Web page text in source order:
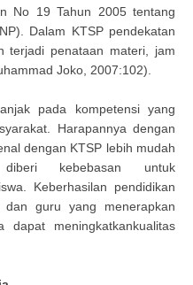
No 19 Tahun 2005 tentang
Dalam KTSP pendekatan
terjadi penataan materi, jam
Joko, 2007:102).
pada kompetensi yang
Harapannya dengan
dengan KTSP lebih mudah
kebebasan untuk
Keberhasilan pendidikan
guru yang menerapkan
dapat meningkatkankualitas